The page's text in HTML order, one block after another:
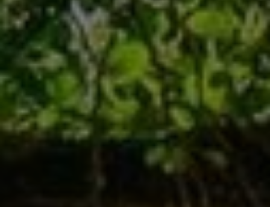
modernisieren und profitieren